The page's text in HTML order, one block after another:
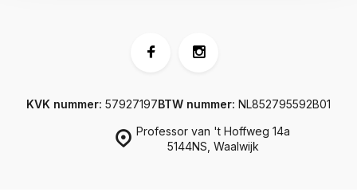
Professor van 't Hoffweg 14a
5144NS, Waalwijk
KVK nummer: 57927197BTW nummer: NL852795592B01